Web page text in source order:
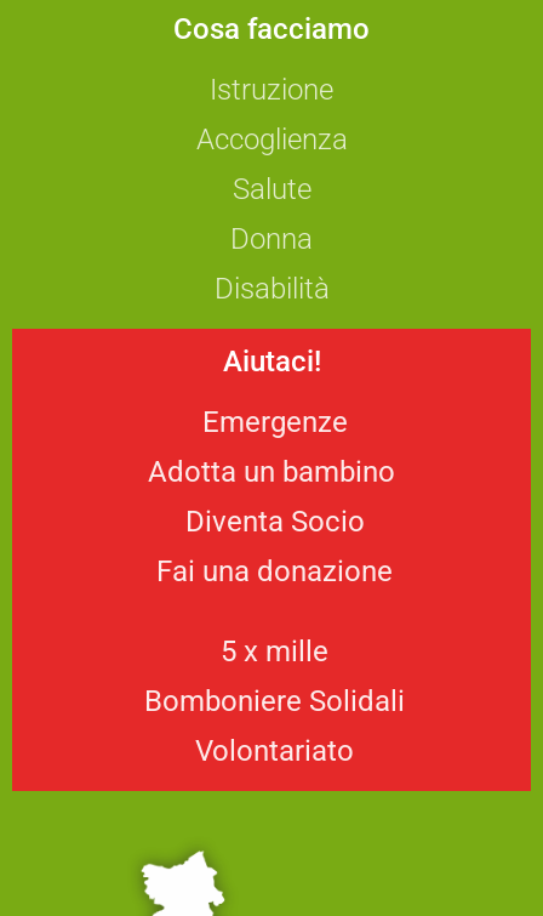
Cosa facciamo
Istruzione
Accoglienza
Salute
Donna
Disabilità
Aiutaci!
Emergenze
Adotta un bambino
Diventa Socio
Fai una donazione
5 x mille
Bomboniere Solidali
Volontariato